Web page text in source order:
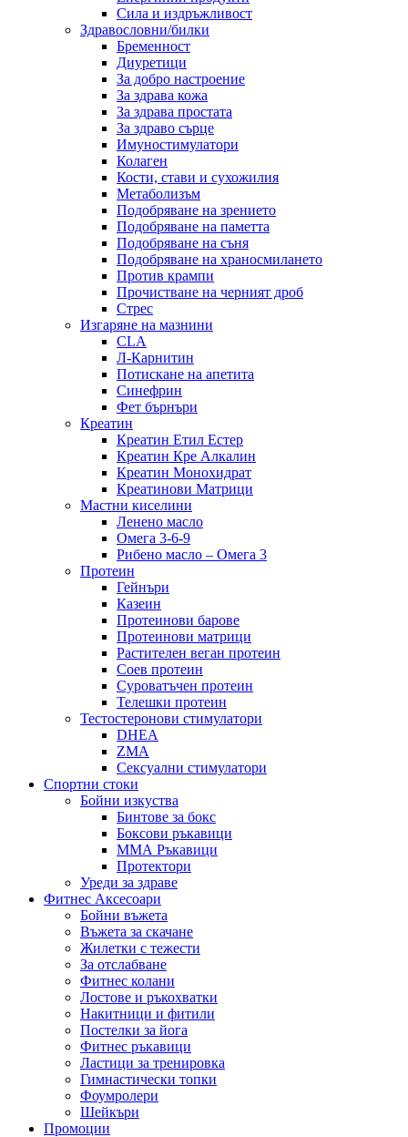
Сила и издръжливост
Здравословни/билки
Бременност
Диуретици
За добро настроение
За здрава кожа
За здрава простата
За здраво сърце
Имуностимулатори
Колаген
Кости, стави и сухожилия
Метаболизъм
Подобряване на зрението
Подобряване на паметта
Подобряване на съня
Подобряване на храносмилането
Против крампи
Прочистване на черният дроб
Стрес
Изгаряне на мазнини
CLA
Л-Карнитин
Потискане на апетита
Синефрин
Фет бърнъри
Креатин
Креатин Етил Естер
Креатин Кре Алкалин
Креатин Монохидрат
Креатинови Матрици
Мастни киселини
Ленено масло
Омега 3-6-9
Рибено масло – Омега 3
Протеин
Гейнъри
Казеин
Протеинови барове
Протеинови матрици
Растителен веган протеин
Соев протеин
Суроватъчен протеин
Телешки протеин
Тестостеронови стимулатори
DHEA
ZMA
Сексуални стимулатори
Спортни стоки
Бойни изкуства
Бинтове за бокс
Боксови ръкавици
ММА Ръкавици
Протектори
Уреди за здраве
Фитнес Аксесоари
Бойни въжета
Въжета за скачане
Жилетки с тежести
За отслабване
Фитнес колани
Лостове и ръкохватки
Накитници и фитили
Постелки за йога
Фитнес ръкавици
Ластици за тренировка
Гимнастически топки
Фоумролери
Шейкъри
Промоции